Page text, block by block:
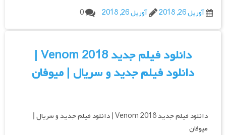
آوریل 26, 2018
آوریل 26, 2018 0
دانلود فیلم جدید Venom 2018 |
دانلود فیلم جدید و سریال | میوفان
دانلود فیلم جدید Venom 2018 | دانلود فیلم جدید و سریال |
میوفان